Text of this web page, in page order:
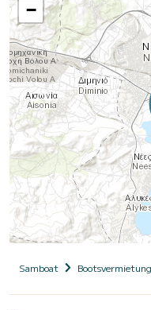
−
Samboat Bootsvermietung